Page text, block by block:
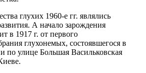
глухих 1960-е гг. являлись
А начало зарождения
в 1917 г. от первого
глухонемых, состоявшегося в
улице Большая Васильковская